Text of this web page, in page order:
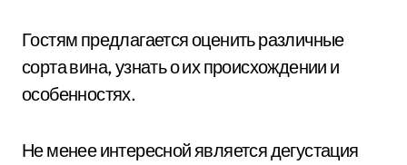
Гостям предлагается оценить различные
сорта вина, узнать о их происхождении и
особенностях.
Не менее интересной является дегустация